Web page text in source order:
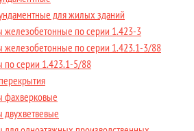
для жилых зданий
железобетонные по серии 1.423-3
железобетонные по серии 1.423.1-3/88
по серии 1.423.1-5/88
фахверковые
двухветвевые